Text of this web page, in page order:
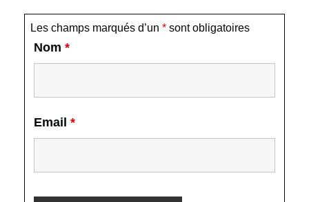
Les champs marqués d’un * sont obligatoires
Nom *
Email *